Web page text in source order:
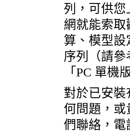
列，可供您
網就能索
算、模型設
序列（請參
「PC 單機
對於已安裝
何問題，
們聯絡，電